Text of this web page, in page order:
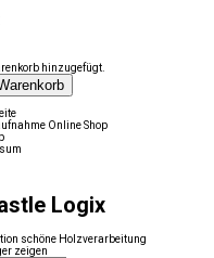
hinzugefügt.
Online Shop
Logix
schöne Holzverarbeitung
zeigen